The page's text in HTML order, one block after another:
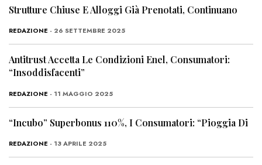
Strutture Chiuse E Alloggi Già Prenotati, Continuano
REDAZIONE - 26 SETTEMBRE 2025
Antitrust Accetta Le Condizioni Enel, Consumatori:
“Insoddisfacenti”
REDAZIONE - 11 MAGGIO 2025
“Incubo” Superbonus 110%, I Consumatori: “Pioggia Di
REDAZIONE - 13 APRILE 2025